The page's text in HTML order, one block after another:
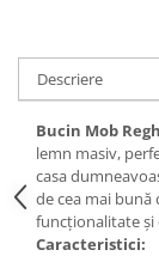
Descriere
Bucin Mob
lemn masiv,
casa
de cea mai
funcționalitate și
Caracteristici: